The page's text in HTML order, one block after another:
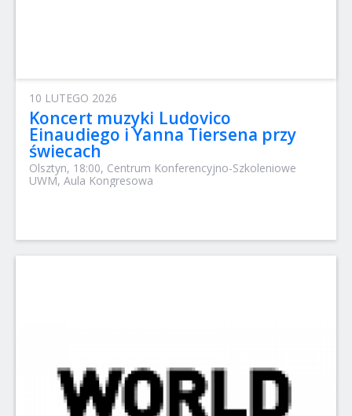
10 LUTEGO 2026
Koncert muzyki Ludovico
Einaudiego i Yanna Tiersena przy
świecach
Olsztyn, 18:00, Centrum Konferencyjno-Szkoleniowe
UWM, Aula Kongresowa